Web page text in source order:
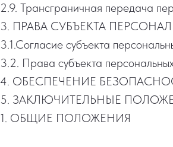
2.9. Трансграничная передача
3. ПРАВА СУБЪЕКТА
3.1.Согласие субъекта
3.2. Права субъекта
4. ОБЕСПЕЧЕНИЕ
5. ЗАКЛЮЧИТЕЛЬНЫЕ
1. ОБЩИЕ ПОЛОЖЕНИЯ